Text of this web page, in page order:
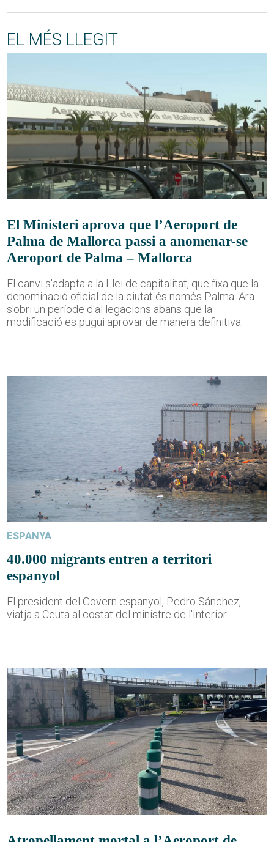
EL MÉS LLEGIT
El Ministeri aprova que l’Aeroport de
Palma de Mallorca passi a anomenar-se
Aeroport de Palma – Mallorca
El canvi s'adapta a la Llei de capitalitat, que fixa que la
denominació oficial de la ciutat és només Palma. Ara
s'obri un període d'al·legacions abans que la
modificació es pugui aprovar de manera definitiva.
ESPANYA
40.000 migrants entren a territori
espanyol
El president del Govern espanyol, Pedro Sánchez,
viatja a Ceuta al costat del ministre de l'Interior